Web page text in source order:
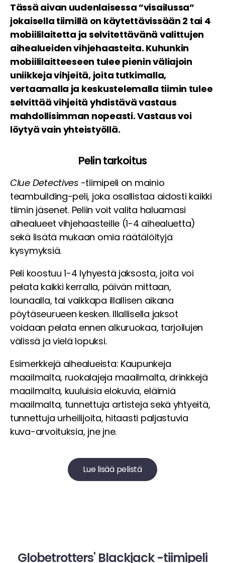
Tässä aivan uudenlaisessa ”visailussa”
jokaisella tiimillä on käytettävissään 2 tai 4
mobiililaitetta ja selvitettävänä valittujen
aihealueiden vihjehaasteita. Kuhunkin
mobiililaitteeseen tulee pienin väliajoin
uniikkeja vihjeitä, joita tutkimalla,
vertaamalla ja keskustelemalla tiimin tulee
selvittää vihjeitä yhdistävä vastaus
mahdollisimman nopeasti. Vastaus voi
löytyä vain yhteistyöllä.
Pelin tarkoitus
Clue Detectives-tiimipeli on mainio
teambuilding-peli, joka osallistaa aidosti kaikki
tiimin jäsenet. Peliin voit valita haluamasi
aihealueet vihjehaasteille (1-4 aihealuetta)
sekä lisätä mukaan omia räätälöityjä
kysymyksiä.
Peli koostuu 1-4 lyhyestä jaksosta, joita voi
pelata kaikki kerralla, päivän mittaan,
lounaalla, tai vaikkapa illallisen aikana
pöytäseurueen kesken. Illallisella jaksot
voidaan pelata ennen alkuruokaa, tarjoilujen
välissä ja vielä lopuksi.
Esimerkkejä aihealueista: Kaupunkeja
maailmalta, ruokalajeja maailmalta, drinkkejä
maailmalta, kuuluisia elokuvia, eläimiä
maailmalta, tunnettuja artisteja sekä yhtyeitä,
tunnettuja urheilijoita, hitaasti paljastuvia
kuva-arvoituksia, jne jne.
Lue lisää pelistä
Globetrotters' Blackjack -tiimipeli